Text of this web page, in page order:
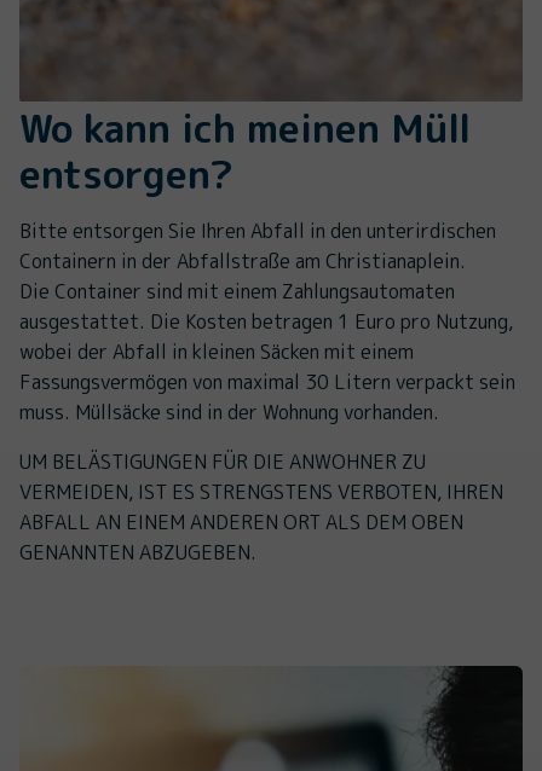
Wo kann ich meinen Müll
entsorgen?
Bitte entsorgen Sie Ihren Abfall in den unterirdischen
Containern in der Abfallstraße am Christianaplein.
Die Container sind mit einem Zahlungsautomaten
ausgestattet. Die Kosten betragen 1 Euro pro Nutzung,
wobei der Abfall in kleinen Säcken mit einem
Fassungsvermögen von maximal 30 Litern verpackt sein
muss. Müllsäcke sind in der Wohnung vorhanden.
UM BELÄSTIGUNGEN FÜR DIE ANWOHNER ZU
VERMEIDEN, IST ES STRENGSTENS VERBOTEN, IHREN
ABFALL AN EINEM ANDEREN ORT ALS DEM OBEN
GENANNTEN ABZUGEBEN.